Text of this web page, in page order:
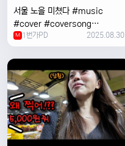
서울 노을 미쳤다 #music
#cover #coversong
#singer #서울 #노을 #한국 #
한강
M 1번가PD 2025.08.30